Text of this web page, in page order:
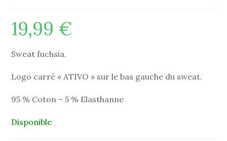
19,99 €
Sweat fuchsia.
Logo carré « ATIVO » sur le bas gauche du sweat.
95 % Coton – 5 % Elasthanne
Disponible